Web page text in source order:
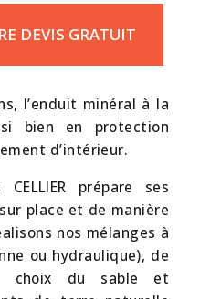
DEVIS GRATUIT
l’enduit minéral à la
bien en protection
d’intérieur.
prépare ses
place et de manière
nos mélanges à
ou hydraulique), de
choix du sable et